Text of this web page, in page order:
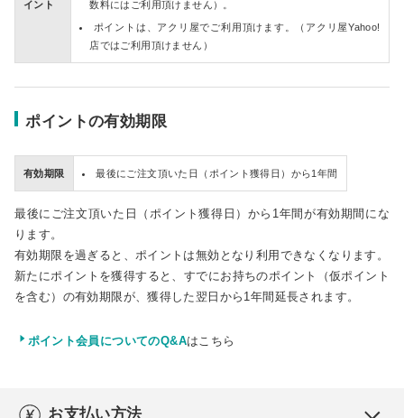
イント
数料にはご利用頂けません）。
ポイントは、アクリ屋でご利用頂けます。（アクリ屋Yahoo!
店ではご利用頂けません）
ポイントの有効期限
有効期限 最後にご注文頂いた日（ポイント獲得日）から1年間
最後にご注文頂いた日（ポイント獲得日）から1年間が有効期間にな
ります。
有効期限を過ぎると、ポイントは無効となり利用できなくなります。
新たにポイントを獲得すると、すでにお持ちのポイント（仮ポイント
を含む）の有効期限が、獲得した翌日から1年間延長されます。
ポイント会員についてのQ&Aはこちら
お支払い方法